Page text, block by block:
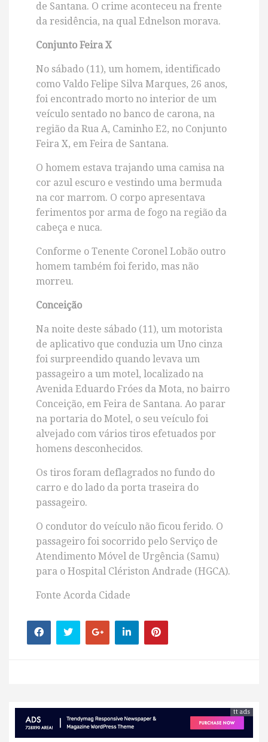
de Santana. O crime aconteceu na frente
da residência, na qual Ednelson morava.
Conjunto Feira X
No sábado (11), um homem, identificado
como Valdo Felipe Silva Marques, 26 anos,
foi encontrado morto no interior de um
veículo sentado no banco de carona, na
região da Rua A, Caminho E2, no Conjunto
Feira X, em Feira de Santana.
O homem estava trajando uma camisa na
cor azul escuro e vestindo uma bermuda
na cor marrom. O corpo apresentava
ferimentos por arma de fogo na região da
cabeça e nuca.
Conforme o Tenente Coronel Lobão outro
homem também foi ferido, mas não
morreu.
Conceição
Na noite deste sábado (11), um motorista
de aplicativo que conduzia um Uno cinza
foi surpreendido quando levava um
passageiro a um motel, localizado na
Avenida Eduardo Fróes da Mota, no bairro
Conceição, em Feira de Santana. Ao parar
na portaria do Motel, o seu veículo foi
alvejado com vários tiros efetuados por
homens desconhecidos.
Os tiros foram deflagrados no fundo do
carro e do lado da porta traseira do
passageiro.
O condutor do veículo não ficou ferido. O
passageiro foi socorrido pelo Serviço de
Atendimento Móvel de Urgência (Samu)
para o Hospital Clériston Andrade (HGCA).
Fonte Acorda Cidade
tt ads